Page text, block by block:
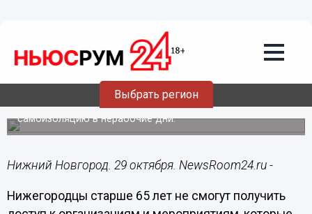
Выбрать регион
Нижегородцев 65+ не пустят в
организации с доступом по QR-коду до
7 ноября
Пожилых жителей региона обязали соблюдать
самоизоляцию в нерабочие дни.
Нижний Новгород. 29 октября. NewsRoom24.ru -
Нижегородцы старше 65 лет не смогут получить